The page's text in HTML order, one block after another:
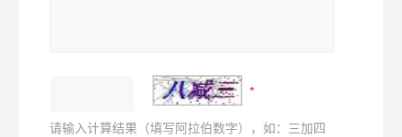
请输入计算结果（填写阿拉伯数字），如：三加四